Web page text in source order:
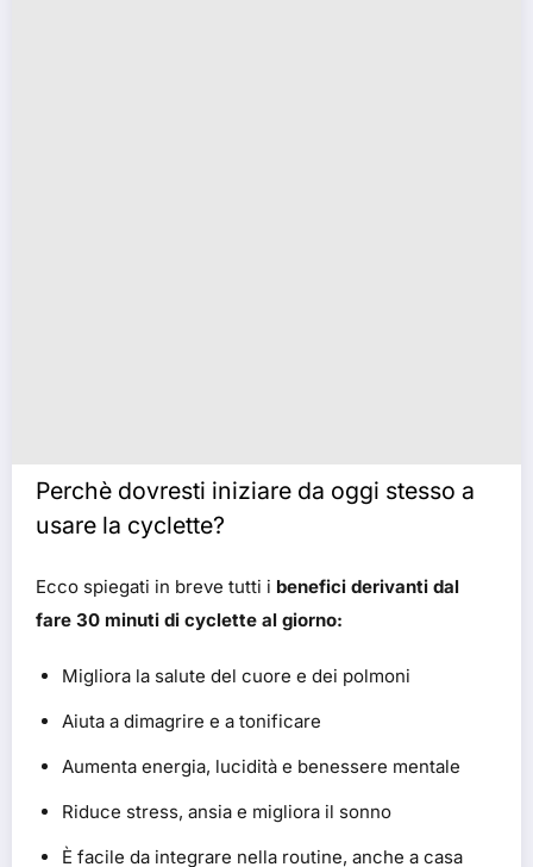
Perchè dovresti iniziare da oggi stesso a
usare la cyclette?
Ecco spiegati in breve tutti i benefici derivanti dal
fare 30 minuti di cyclette al giorno:
Migliora la salute del cuore e dei polmoni
Aiuta a dimagrire e a tonificare
Aumenta energia, lucidità e benessere mentale
Riduce stress, ansia e migliora il sonno
È facile da integrare nella routine, anche a casa